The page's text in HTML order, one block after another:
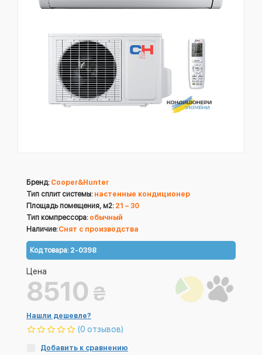
Бренд: Cooper&Hunter
Тип сплит системы: настенные кондиционер
Площадь помещения, м2: 21 – 30
Тип компрессора: обычный
Наличие:Снят с производства
Код товара: 2-0398
Цена
8510 ₴
Нашли дешевле?
(0 отзывов)
Добавить к сравнению